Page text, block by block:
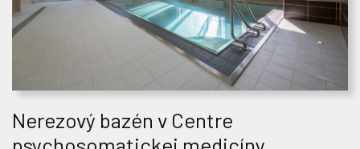
Nerezový bazén v Centre